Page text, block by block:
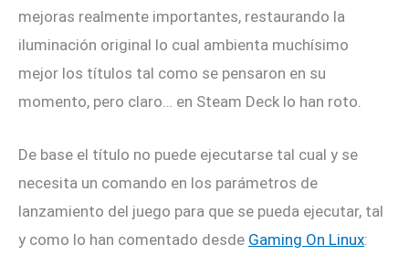
mejoras realmente importantes, restaurando la
iluminación original lo cual ambienta muchísimo
mejor los títulos tal como se pensaron en su
momento, pero claro… en Steam Deck lo han roto.
De base el título no puede ejecutarse tal cual y se
necesita un comando en los parámetros de
lanzamiento del juego para que se pueda ejecutar, tal
y como lo han comentado desde Gaming On Linux: